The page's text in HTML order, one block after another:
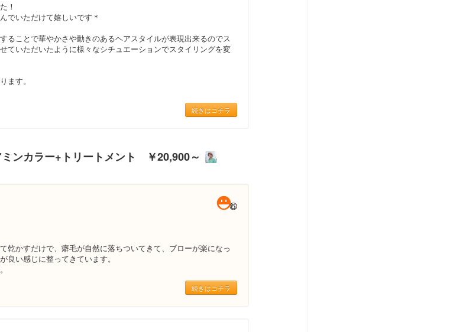
！
でいただけて嬉しいです＊
ることで華やかさや動きのあるヘアスタイルが表現出来るのでス
ていただいたように様々なシチュエーションでスタイリングを変
ます。
続きはコチラ
ンカラー+トリートメント ￥20,900～
乾かすだけで、癖毛が自然に落ちついてきて、ブローが楽になっ
良い感じに整ってきています。
続きはコチラ